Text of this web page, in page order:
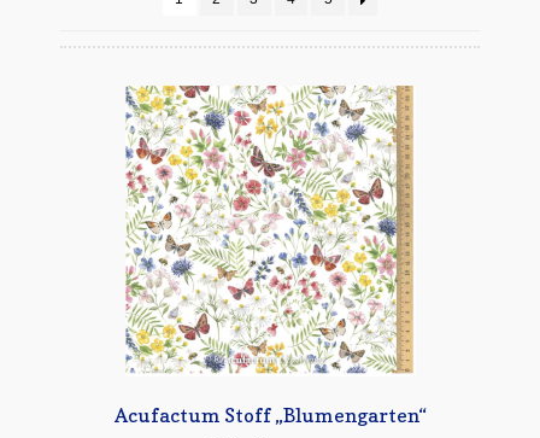
Mein Konto
Acufactum Stoff „Blumengarten“